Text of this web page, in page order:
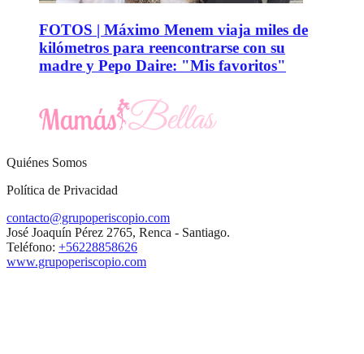
FOTOS | Máximo Menem viaja miles de
kilómetros para reencontrarse con su
madre y Pepo Daire: "Mis favoritos"
Quiénes Somos
Política de Privacidad
contacto@grupoperiscopio.com
José Joaquín Pérez 2765, Renca - Santiago.
Teléfono: +56228858626
www.grupoperiscopio.com